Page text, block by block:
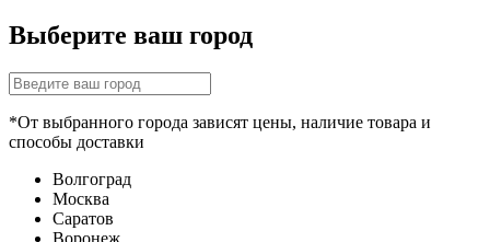
Выберите ваш город
*От выбранного города зависят цены, наличие товара и
способы доставки
Волгоград
Москва
Саратов
Воронеж